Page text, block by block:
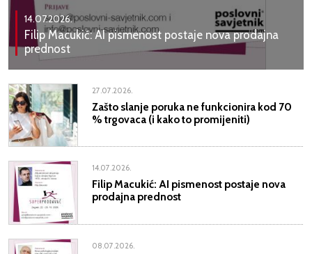
14.07.2026.
Filip Macukić: AI pismenost postaje nova prodajna
prednost
27.07.2026.
Zašto slanje poruka ne funkcionira kod 70
% trgovaca (i kako to promijeniti)
14.07.2026.
Filip Macukić: AI pismenost postaje nova
prodajna prednost
08.07.2026.